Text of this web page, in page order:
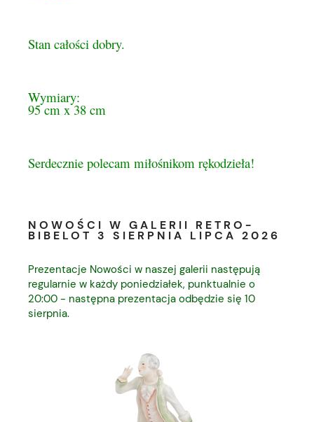
Stan całości dobry.
Wymiary:
95 cm x 38 cm
Serdecznie polecam miłośnikom rękodzieła!
NOWOŚCI W GALERII RETRO-
BIBELOT 3 SIERPNIA LIPCA 2026
Prezentacje Nowości w naszej galerii następują
regularnie w każdy poniedziałek, punktualnie o
20:00 - następna prezentacja odbędzie się 10
sierpnia.